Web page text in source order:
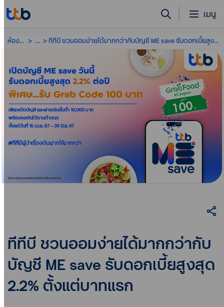
เมนู
ห้องข่าว ... ทีทีบี ชวนออมง่ายได้มากกว่ากับบัญชี ME save รับดอกเบี้ยสูงสุด 2.2% ตั้งแต่บาทแรก
ทีทีบี ชวนออมง่ายได้มากกว่ากับ
บัญชี ME save รับดอกเบี้ยสูงสุด
2.2% ตั้งแต่บาทแรก